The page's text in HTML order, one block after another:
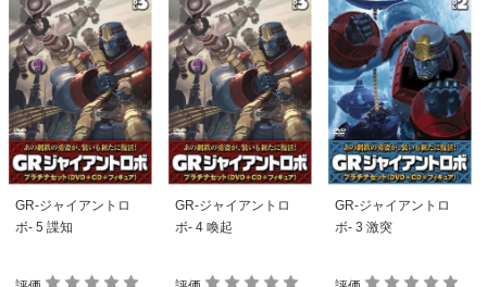
GR-ジャイアントロ
ボ- 5 諜知
GR-ジャイアントロ
ボ- 4 喚起
GR-ジャイアントロ
ボ- 3 激突